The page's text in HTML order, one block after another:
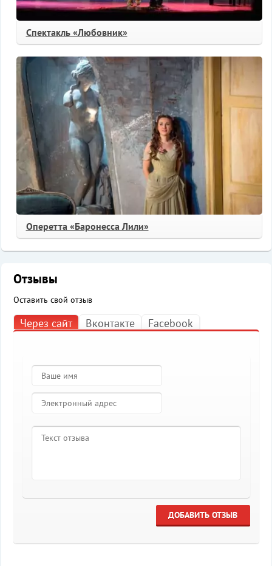
Спектакль «Любовник»
Оперетта «Баронесса Лили»
Отзывы
Оставить свой отзыв
Через сайт Вконтакте Facebook
ДОБАВИТЬ ОТЗЫВ